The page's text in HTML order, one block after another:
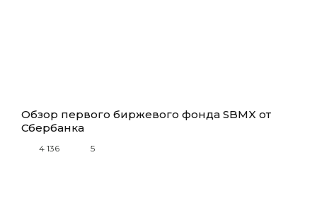
Обзор первого биржевого фонда SBMX от
Сбербанка
4 136 5